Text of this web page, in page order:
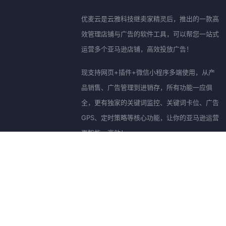
优麦云是云雅科技继卖家精灵后，推出的一款高
效管理店铺与广告的软件工具，可以帮您一站式
运营多个亚马逊店铺，高效投放广告！
现支持网页+插件+微信小程序多端使用，从产
品销售、广告管理到进销存，所有功能一应俱
全，更有独家的关键词监控、关键词卡位、广告
GPS、定时策略等核心功能，让你的亚马逊运营
更智能、高效！